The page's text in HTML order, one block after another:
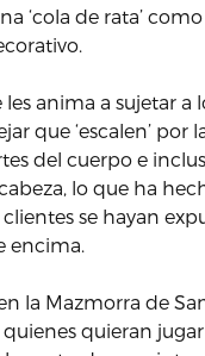
‘cola de rata’ como
les anima a sujetar a
que ‘escalen’ por
del cuerpo e
lo que ha
se hayan
encima.
la Mazmorra de
quieran